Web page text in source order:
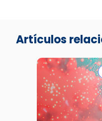
Artículos